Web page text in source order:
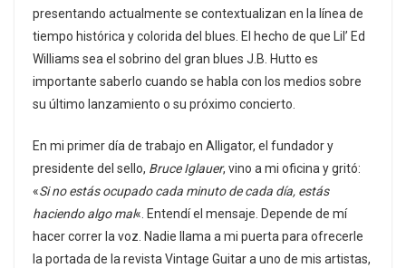
presentando actualmente se contextualizan en la línea de
tiempo histórica y colorida del blues. El hecho de que Lil’ Ed
Williams sea el sobrino del gran blues J.B. Hutto es
importante saberlo cuando se habla con los medios sobre
su último lanzamiento o su próximo concierto.
En mi primer día de trabajo en Alligator, el fundador y
presidente del sello, Bruce Iglauer, vino a mi oficina y gritó:
«Si no estás ocupado cada minuto de cada día, estás
haciendo algo mal«. Entendí el mensaje. Depende de mí
hacer correr la voz. Nadie llama a mi puerta para ofrecerle
la portada de la revista Vintage Guitar a uno de mis artistas,